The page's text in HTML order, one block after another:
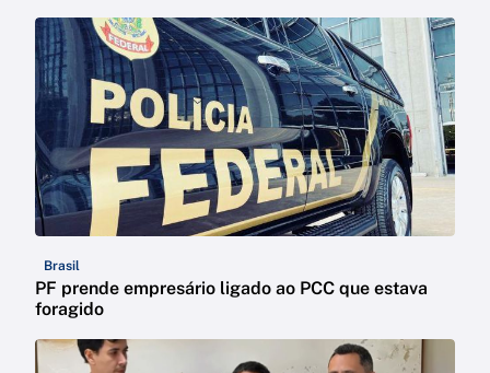
Brasil
PF prende empresário ligado ao PCC que estava
foragido